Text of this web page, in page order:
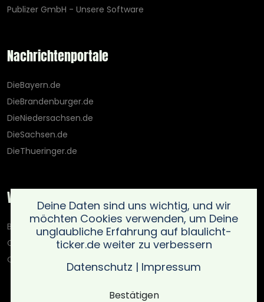
Publizer GmbH - Unsere Software
Nachrichtenportale
DieBayern.de
DieBrandenburger.de
DieNiedersachsen.de
DieSachsen.de
DieThueringer.de
Weitere Portale
Blaulicht-Ticker.de
Oberlausitz.holiday
OnlinedatingKompass.de
Deine Daten sind uns wichtig, und wir
möchten Cookies verwenden, um Deine
unglaubliche Erfahrung auf blaulicht-
ticker.de weiter zu verbessern
Datenschutz | Impressum
Bestätigen